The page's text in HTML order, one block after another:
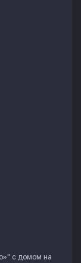
с домом на